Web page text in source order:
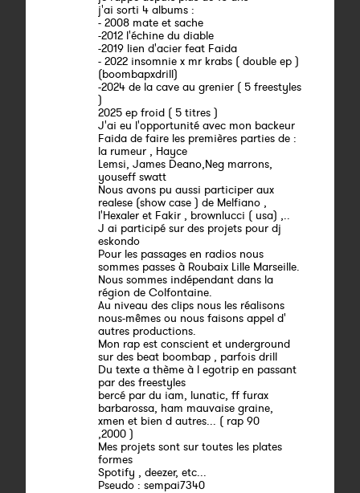
j'ai sorti 4 albums :
- 2008 mate et sache
-2012 l'échine du diable
-2019 lien d'acier feat Faida
- 2022 insomnie x mr krabs ( double ep )
(boombapxdrill)
-2024 de la cave au grenier ( 5 freestyles
)
2025 ep froid ( 5 titres )
J'ai eu l'opportunité avec mon backeur
Faida de faire les premières parties de :
la rumeur , Hayce
Lemsi, James Deano,Neg marrons,
youseff swatt
Nous avons pu aussi participer aux
realese (show case ) de Melfiano ,
l'Hexaler et Fakir , brownlucci ( usa) ,..
J ai participé sur des projets pour dj
eskondo
Pour les passages en radios nous
sommes passes à Roubaix Lille Marseille.
Nous sommes indépendant dans la
région de Colfontaine.
Au niveau des clips nous les réalisons
nous-mêmes ou nous faisons appel d'
autres productions.
Mon rap est conscient et underground
sur des beat boombap , parfois drill
Du texte a thème à l egotrip en passant
par des freestyles
bercé par du iam, lunatic, ff furax
barbarossa, ham mauvaise graine,
xmen et bien d autres... ( rap 90
,2000 )
Mes projets sont sur toutes les plates
formes
Spotify , deezer, etc...
Pseudo : sempai7340